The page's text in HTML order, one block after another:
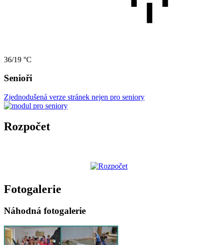
36/19 °C
Senioři
Zjednodušená verze stránek nejen pro seniory
Rozpočet
Fotogalerie
Náhodná fotogalerie